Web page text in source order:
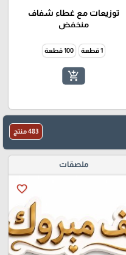
توزيعات مع غطاء شفاف
منخفض
1 قطعة 100 قطعة
add_shopping_cart
483 منتج
ملصقات
favorite_border